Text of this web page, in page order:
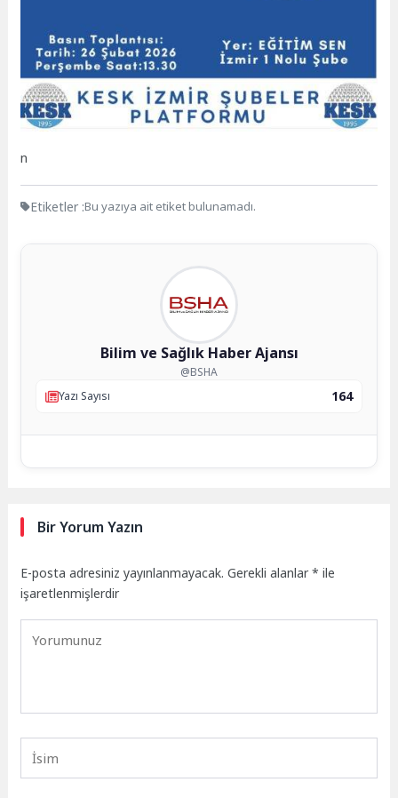
n
Etiketler :Bu yazıya ait etiket bulunamadı.
Bilim ve Sağlık Haber Ajansı
@BSHA
Yazı Sayısı
164
Bir Yorum Yazın
E-posta adresiniz yayınlanmayacak. Gerekli alanlar* ile
işaretlenmişlerdir